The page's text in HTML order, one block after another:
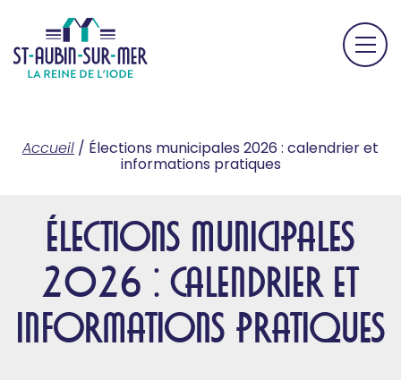
Accueil / Élections municipales 2026 : calendrier et
informations pratiques
Élections municipales
2026 : calendrier et
informations pratiques